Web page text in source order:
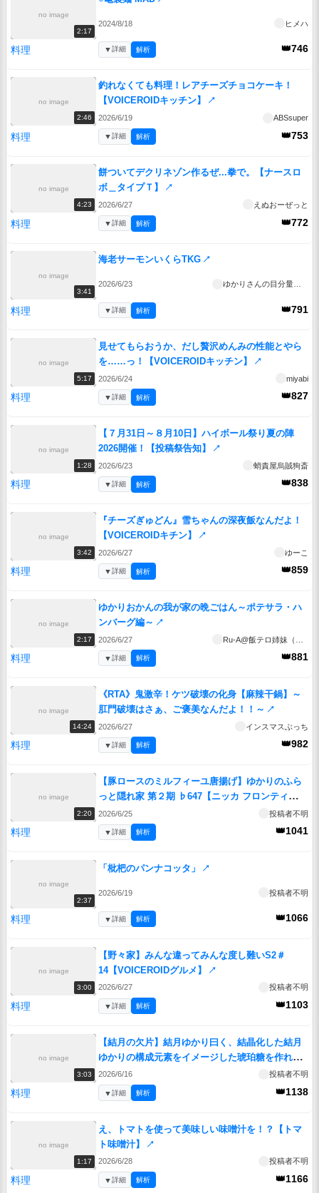
no image
2:17
2024/8/18 ヒメハ
料理 👑746
▼詳細 解析
no image
2:46
釣れなくても料理！レアチーズチョコケーキ！
【VOICEROIDキッチン】
↗
2026/6/19 ABSsuper
料理 👑753
▼詳細 解析
no image
4:23
餅ついてデクリネゾン作るぜ...拳で。【ナースロ
ボ＿タイプＴ】
↗
2026/6/27 えぬおーぜっと
料理 👑772
▼詳細 解析
no image
3:41
海老サーモンいくらTKG ↗
2026/6/23 ゆかりさんの目分量ごはん
料理 👑791
▼詳細 解析
no image
5:17
見せてもらおうか、だし贅沢めんみの性能とやら
を……っ！【VOICEROIDキッチン】
↗
2026/6/24 miyabi
料理 👑827
▼詳細 解析
no image
1:28
【７月31日～８月10日】ハイボール祭り夏の陣
2026開催！【投稿祭告知】
↗
2026/6/23 蛸責屋烏賊狗斎
料理 👑838
▼詳細 解析
no image
3:42
『チーズぎゅどん』雪ちゃんの深夜飯なんだよ！
【VOICEROIDキチン】
↗
2026/6/27 ゆーこ
料理 👑859
▼詳細 解析
no image
2:17
ゆかりおかんの我が家の晩ごはん～ポテサラ・ハ
ンバーグ編～ ↗
2026/6/27
料理 👑881
▼詳細 解析
no image
14:24
《RTA》鬼激辛！ケツ破壊の化身【麻辣干鍋】～
肛門破壊はさぁ、ご褒美なんだよ！！～ ↗
2026/6/27 インスマスぶっち
料理 👑982
▼詳細 解析
no image
2:20
【豚ロースのミルフィーユ唐揚げ】ゆかりのふら
っと隠れ家 第２期 ♭647【ニッカ フロンティ
ア】↗
2026/6/25 投稿者不明
料理 👑1041
▼詳細 解析
no image
2:37
「枇杷のパンナコッタ」 ↗
2026/6/19 投稿者不明
料理 👑1066
▼詳細 解析
no image
3:00
【野々家】みんな違ってみんな度し難いS2＃
14【VOICEROIDグルメ】
↗
2026/6/27 投稿者不明
料理 👑1103
▼詳細 解析
no image
3:03
【結月の欠片】結月ゆかり曰く、結晶化した結月
ゆかりの構成元素をイメージした琥珀糖を作れば
よいのでしょう？【VOICEROIDキッチン】↗
2026/6/16 投稿者不明
料理 👑1138
▼詳細 解析
no image
1:17
え、トマトを使って美味しい味噌汁を！？【トマ
ト味噌汁】
↗
2026/6/28 投稿者不明
料理 👑1166
▼詳細 解析